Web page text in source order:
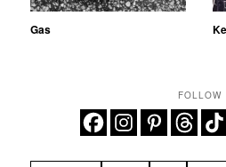
Gas
FOLLOW